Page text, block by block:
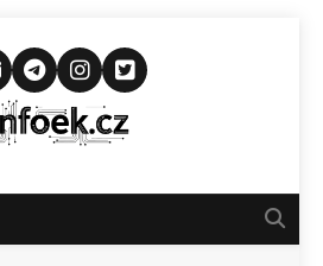
Novinkám